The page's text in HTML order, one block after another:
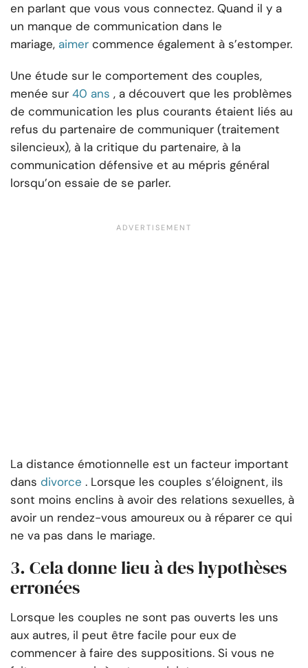
en parlant que vous vous connectez. Quand il y a
un manque de communication dans le
mariage, aimer commence également à s’estomper.
Une étude sur le comportement des couples,
menée sur 40 ans , a découvert que les problèmes
de communication les plus courants étaient liés au
refus du partenaire de communiquer (traitement
silencieux), à la critique du partenaire, à la
communication défensive et au mépris général
lorsqu’on essaie de se parler.
La distance émotionnelle est un facteur important
dans divorce . Lorsque les couples s’éloignent, ils
sont moins enclins à avoir des relations sexuelles, à
avoir un rendez-vous amoureux ou à réparer ce qui
ne va pas dans le mariage.
3. Cela donne lieu à des hypothèses
erronées
Lorsque les couples ne sont pas ouverts les uns
aux autres, il peut être facile pour eux de
commencer à faire des suppositions. Si vous ne